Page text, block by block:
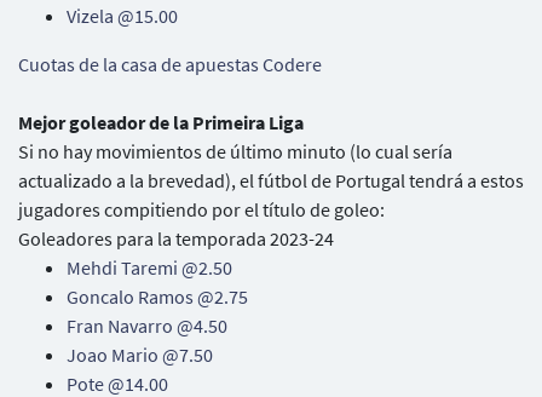
Vizela @15.00
Cuotas de la casa de apuestas Codere
Mejor goleador de la Primeira Liga
Si no hay movimientos de último minuto (lo cual sería
actualizado a la brevedad), el fútbol de Portugal tendrá a estos
jugadores compitiendo por el título de goleo:
Goleadores para la temporada 2023-24
Mehdi Taremi @2.50
Goncalo Ramos @2.75
Fran Navarro @4.50
Joao Mario @7.50
Pote @14.00